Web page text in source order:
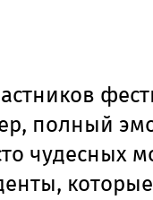
полный
чудесных
которые